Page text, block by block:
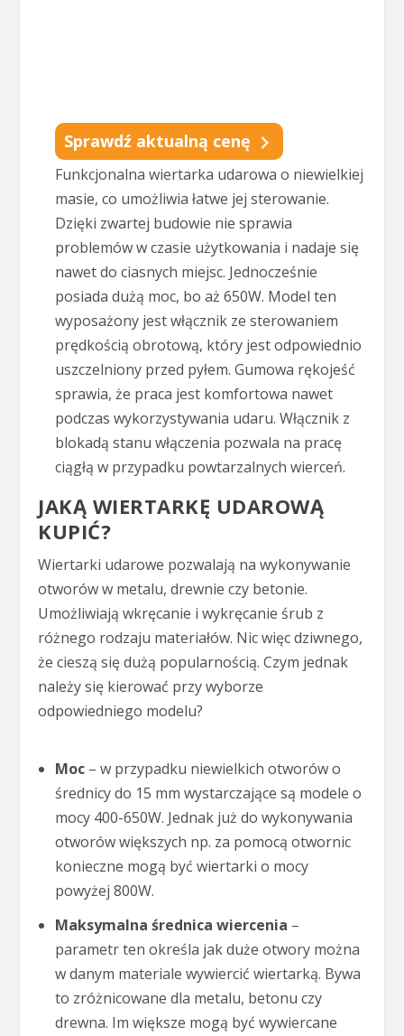
Sprawdź aktualną cenę
Funkcjonalna wiertarka udarowa o niewielkiej
masie, co umożliwia łatwe jej sterowanie.
Dzięki zwartej budowie nie sprawia
problemów w czasie użytkowania i nadaje się
nawet do ciasnych miejsc. Jednocześnie
posiada dużą moc, bo aż 650W. Model ten
wyposażony jest włącznik ze sterowaniem
prędkością obrotową, który jest odpowiednio
uszczelniony przed pyłem. Gumowa rękojeść
sprawia, że praca jest komfortowa nawet
podczas wykorzystywania udaru. Włącznik z
blokadą stanu włączenia pozwala na pracę
ciągłą w przypadku powtarzalnych wierceń.
JAKĄ WIERTARKĘ UDAROWĄ
KUPIĆ?
Wiertarki udarowe pozwalają na wykonywanie
otworów w metalu, drewnie czy betonie.
Umożliwiają wkręcanie i wykręcanie śrub z
różnego rodzaju materiałów. Nic więc dziwnego,
że cieszą się dużą popularnością. Czym jednak
należy się kierować przy wyborze
odpowiedniego modelu?
Moc– w przypadku niewielkich otworów o
średnicy do 15 mm wystarczające są modele o
mocy 400-650W. Jednak już do wykonywania
otworów większych np. za pomocą otwornic
konieczne mogą być wiertarki o mocy
powyżej 800W.
Maksymalna średnica wiercenia –
parametr ten określa jak duże otwory można
w danym materiale wywiercić wiertarką. Bywa
to zróżnicowane dla metalu, betonu czy
drewna. Im większe mogą być wywiercane